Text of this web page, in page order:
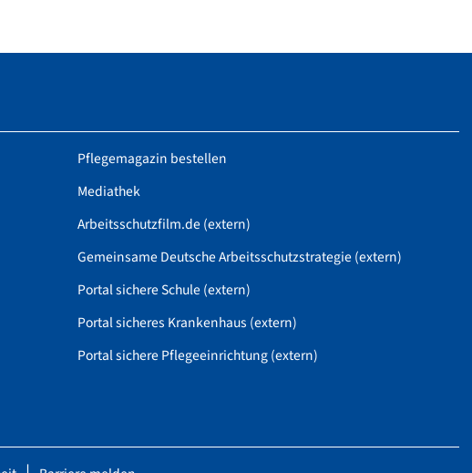
Pflegemagazin bestellen
Mediathek
Arbeitsschutzfilm.de (extern)
Gemeinsame Deutsche Arbeitsschutzstrategie (extern)
Portal sichere Schule (extern)
Portal sicheres Krankenhaus (extern)
Portal sichere Pflegeeinrichtung (extern)